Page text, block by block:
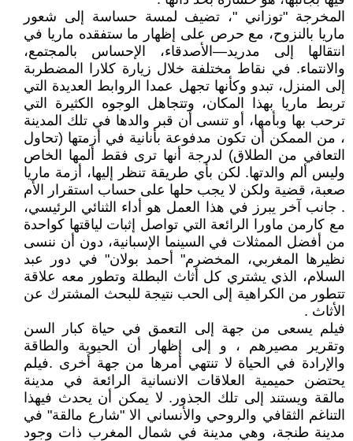
المخرجة "توزاني "، تضيف لمسة حساسة إلى شعور
ماريا بالنزوح، مع حرص على إظهار ما ستفقده ماريا في
انتقالها إلى مدريد—الأصدقاء، الإحساس بالمجتمع،
والانتماء. في نقاط مختلفة خلال زيارة كلارا المضطربة
إلى المنزل، تبدو وكأنها تجهل عمدا الروابط العديدة التي
تربط ماريا بهذا المكان، وتتجاهل الوجوه الكثيرة التي
ترحب بها وبأمها، أو تنسى أن قبر والدها في تلك المدينة
، من الممكن أن تكون مدفوعة بأنانية في أزمتها (تحاول
التعافي من الطلاق) لدرجة أنها ترى فقط ألمها الخاص
وليس ألم والدتها. لكن بأي طريقة تنظر إليها، أزمة ماريا
صعبة، قضية ولكن لا يجب حلها على حساب استقرار الأم
. جانب آخر يبرز في هذا العمل هو أداء الثنائي الرئيسي،
مع كارمن ماورا الرائعة التي تواصل إثبات لياقتها كواحدة
من أفضل الممثلات في السينما الإسبانية، دون أن ننسى
نظيرها المغربي، المخضرم" أحمد بولان" في دور عبد
السلام، الذي يشتري كل أثاث البطلة وتطور معه علاقة
تتطور من الكراهية إلى الحب نتيجة للبحث المشترك عن
الأثاث .
فيلم يسعى من جهة إلى التعمق في حياة كبار السن
وتقرير مصيرهم ، و إلى إظهار أن الحيوية والطاقة
والإرادة في الحياة لا تنتهي أمرها من جهة أخرى .فيلم
يحتضن حميمية العلاقات الانسانية الرائعة في مدينة
مالقة ويستند إلى تلك الجذور. لا يمكن أن يحدث فيهذا
التناغم الثقافي والروحي والأنساني الا "شارع مالقة" في
مدينة طنجة، وهي مدينة في شمال المغرب ذات وجود